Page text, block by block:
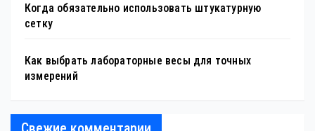
Когда обязательно использовать штукатурную
сетку
Как выбрать лабораторные весы для точных
измерений